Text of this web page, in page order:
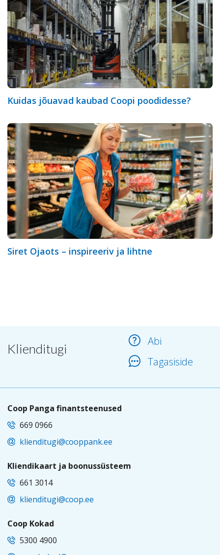
Kuidas jõuavad kaubad Coopi poodidesse?
Siret Ojaots – inspireeriv ja lihtne
Klienditugi
Abi
Tagasiside
Coop Panga finantsteenused
669 0966
klienditugi@cooppank.ee
Kliendikaart ja boonussüsteem
661 3014
klienditugi@coop.ee
Coop Kokad
5300 4900